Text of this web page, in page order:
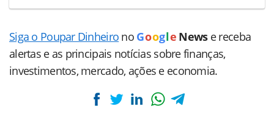
Siga o Poupar Dinheiro no Goog le News e receba
alertas e as principais notícias sobre finanças,
investimentos, mercado, ações e economia.